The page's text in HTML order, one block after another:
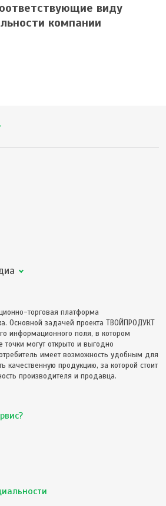
виду
компании
торговая платформа
Основной задачей проекта ТВОЙПРОДУКТ
информационного поля, в котором
точки могут открыто и выгодно
имеет возможность удобным для
качественную продукцию, за которой стоит
производителя и продавца.